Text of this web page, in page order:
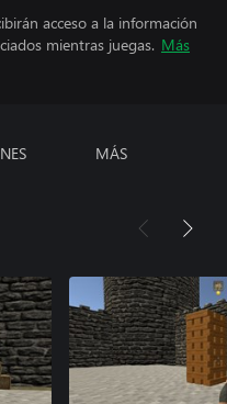
acceso a la información
mientras juegas. Más
MÁS